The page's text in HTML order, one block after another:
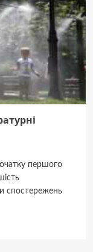
першого
спостережень